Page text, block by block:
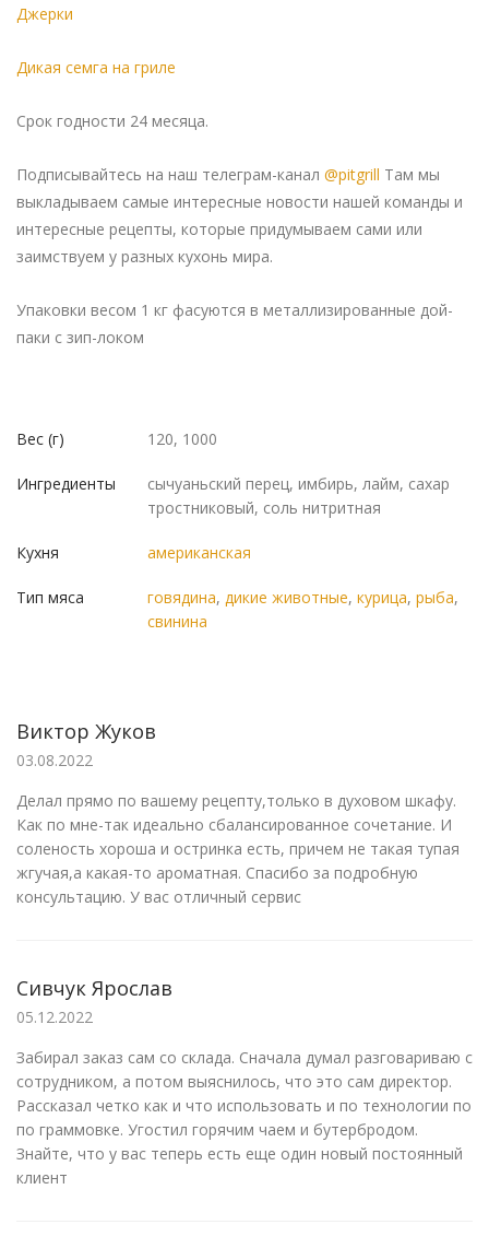
Джерки
Дикая семга на гриле
Срок годности 24 месяца.
Подписывайтесь на наш телеграм-канал @pitgrill Там мы
выкладываем самые интересные новости нашей команды и
интересные рецепты, которые придумываем сами или
заимствуем у разных кухонь мира.
Упаковки весом 1 кг фасуются в металлизированные дой-
паки с зип-локом
Вес (г) 120, 1000
Ингредиенты
сычуаньский перец, имбирь, лайм, сахар
тростниковый, соль нитритная
Кухня американская
Тип мяса говядина, дикие животные, курица, рыба,
свинина
Виктор Жуков
03.08.2022
Делал прямо по вашему рецепту,только в духовом шкафу.
Как по мне-так идеально сбалансированное сочетание. И
соленость хороша и остринка есть, причем не такая тупая
жгучая,а какая-то ароматная. Спасибо за подробную
консультацию. У вас отличный сервис
Сивчук Ярослав
05.12.2022
Забирал заказ сам со склада. Сначала думал разговариваю с
сотрудником, а потом выяснилось, что это сам директор.
Рассказал четко как и что использовать и по технологии по
по граммовке. Угостил горячим чаем и бутербродом.
Знайте, что у вас теперь есть еще один новый постоянный
клиент